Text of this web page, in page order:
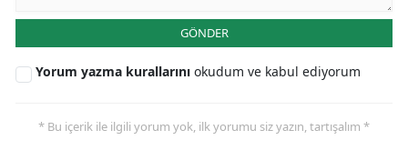
GÖNDER
Yorum yazma kurallarını okudum ve kabul ediyorum
* Bu içerik ile ilgili yorum yok, ilk yorumu siz yazın, tartışalım *